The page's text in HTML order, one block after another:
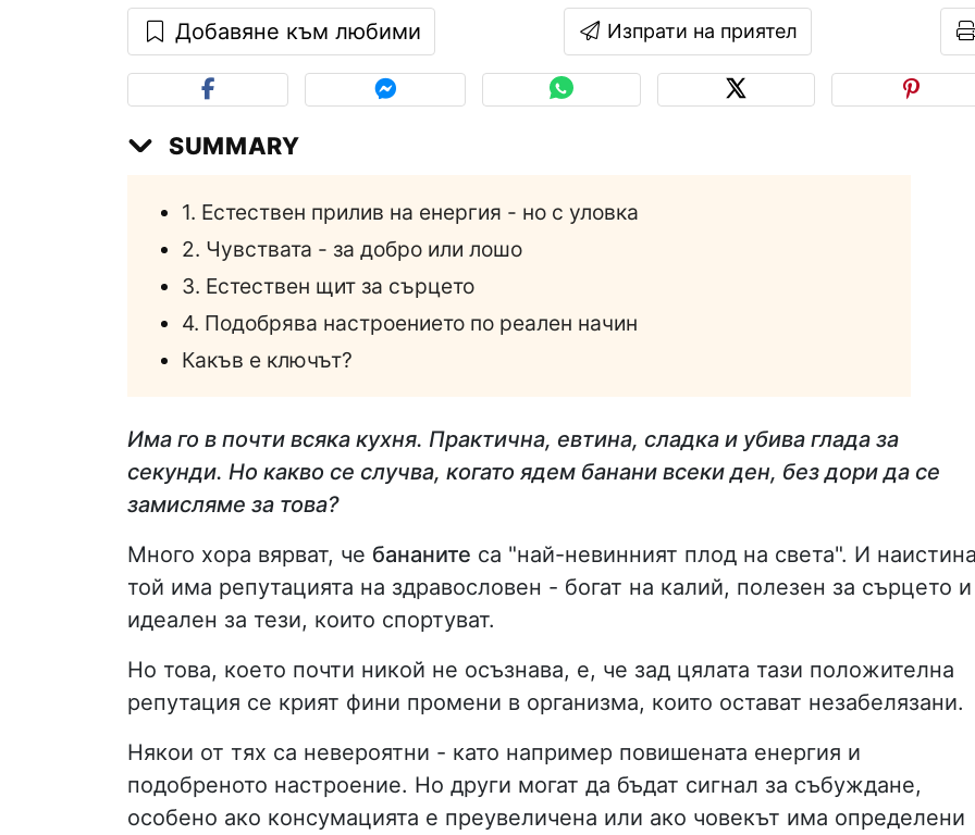
Добавяне към любими Изпрати на приятел
SUMMARY
1. Естествен прилив на енергия - но с уловка
2. Чувствата - за добро или лошо
3. Естествен щит за сърцето
4. Подобрява настроението по реален начин
Какъв е ключът?
Има го в почти всяка кухня. Практична, евтина, сладка и убива глада за
секунди. Но какво се случва, когато ядем банани всеки ден, без дори да се
замисляме за това?
Много хора вярват, че бананите са "най-невинният плод на света". И
той има репутацията на здравословен - богат на калий, полезен за сърцето и
идеален за тези, които спортуват.
Но това, което почти никой не осъзнава, е, че зад цялата тази положителна
репутация се крият фини промени в организма, които остават незабелязани.
Някои от тях са невероятни - като например повишената енергия и
подобреното настроение. Но други могат да бъдат сигнал за събуждане,
особено ако консумацията е преувеличена или ако човекът има определени